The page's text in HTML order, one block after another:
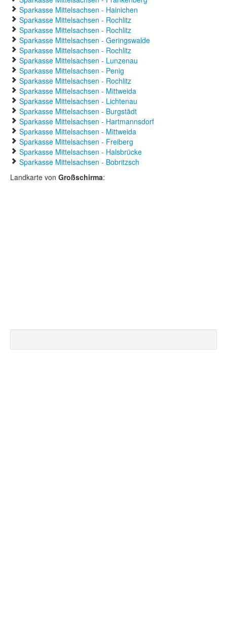
Sparkasse Mittelsachsen - Hainichen
Sparkasse Mittelsachsen - Rochlitz
Sparkasse Mittelsachsen - Rochlitz
Sparkasse Mittelsachsen - Geringswalde
Sparkasse Mittelsachsen - Rochlitz
Sparkasse Mittelsachsen - Lunzenau
Sparkasse Mittelsachsen - Penig
Sparkasse Mittelsachsen - Rochlitz
Sparkasse Mittelsachsen - Mittweida
Sparkasse Mittelsachsen - Lichtenau
Sparkasse Mittelsachsen - Burgstädt
Sparkasse Mittelsachsen - Hartmannsdorf
Sparkasse Mittelsachsen - Mittweida
Sparkasse Mittelsachsen - Freiberg
Sparkasse Mittelsachsen - Halsbrücke
Sparkasse Mittelsachsen - Bobritzsch
Landkarte von Großschirma: